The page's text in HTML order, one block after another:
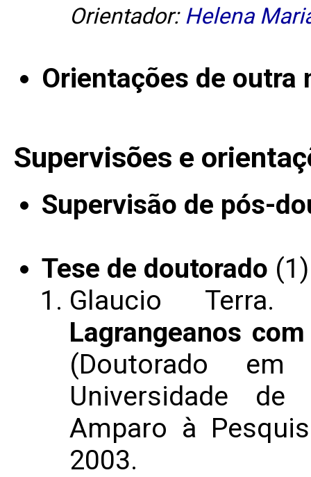
Orientador: Helena
Orientações de outra
Supervisões e
Supervisão de pós-
Tese de doutorado (1)
Glaucio
Lagrangeanos
(Doutorado
Universidade
Amparo à
2003.